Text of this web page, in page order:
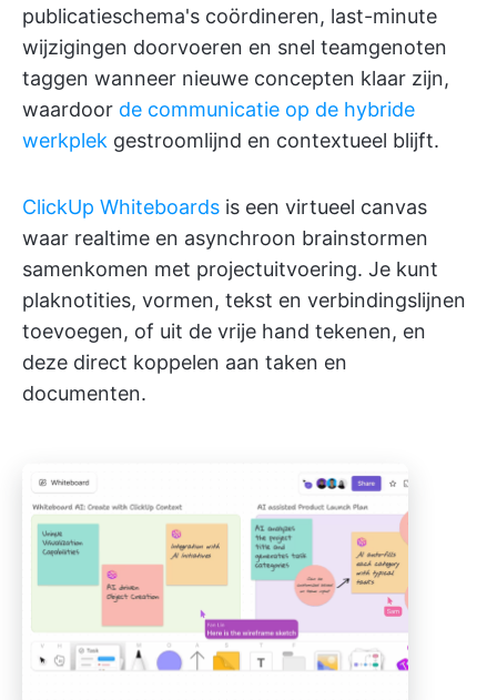
publicatieschema's coördineren, last-minute
wijzigingen doorvoeren en snel teamgenoten
taggen wanneer nieuwe concepten klaar zijn,
waardoor de communicatie op de hybride
werkplek gestroomlijnd en contextueel blijft.
ClickUp Whiteboards is een virtueel canvas
waar realtime en asynchroon brainstormen
samenkomen met projectuitvoering. Je kunt
plaknotities, vormen, tekst en verbindingslijnen
toevoegen, of uit de vrije hand tekenen, en
deze direct koppelen aan taken en
documenten.